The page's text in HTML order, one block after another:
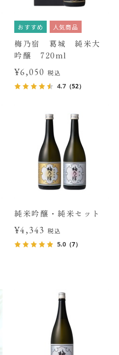
おすすめ 人気商品
梅乃宿 葛城 純米大
吟醸 720ml
¥6,050 税込
4.7 （52）
純米吟醸・純米セット
¥4,343 税込
5.0 （7）